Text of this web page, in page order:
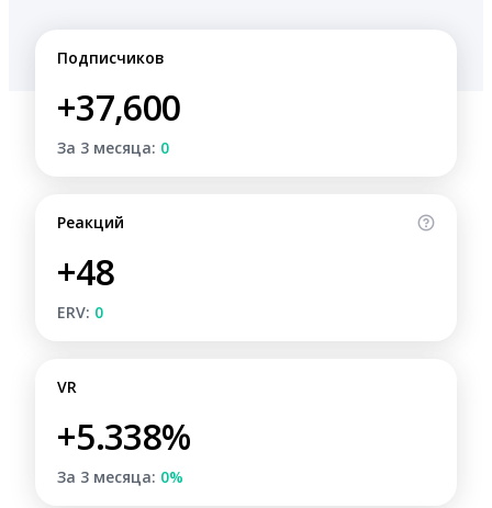
Подписчиков
+37,600
За 3 месяца: 0
Реакций
+48
ERV: 0
VR
+5.338%
За 3 месяца: 0%